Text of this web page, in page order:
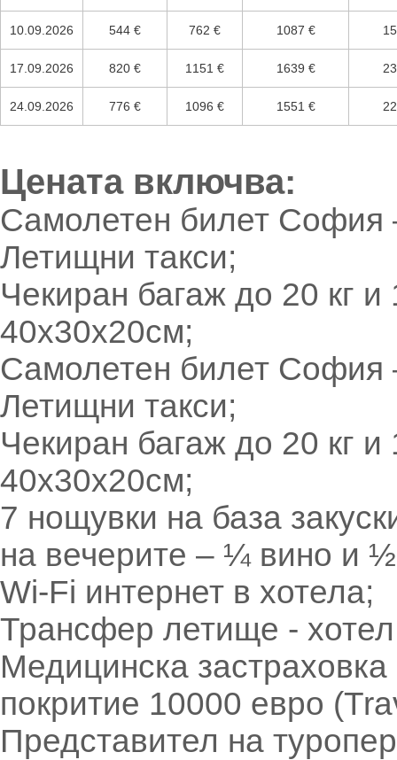
10.09.2026 544 € 762 € 1087 €
17.09.2026 820 € 1151 € 1639 €
24.09.2026 776 € 1096 € 1551 €
Цената включва:
Самолетен билет
Летищни такси;
Чекиран багаж до 20 кг
40х30х20см;
Самолетен билет
Летищни такси;
Чекиран багаж до 20 кг
40х30х20см;
7 нощувки на база
на вечерите – ¼ вино и
Wi-Fi интернет в хотела;
Трансфер летище -
Медицинска
покритие 10000 евро
Представител на